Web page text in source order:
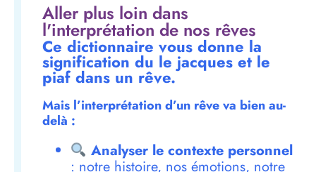
Aller plus loin dans
l'interprétation de nos rêves
Ce dictionnaire vous donne la
signification du le jacques et le
piaf dans un rêve.
Mais l’interprétation d’un rêve va bien au-
delà :
Analyser le contexte personnel
: notre histoire, nos émotions, notre